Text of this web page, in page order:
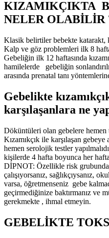
KIZAMIKÇIKTA
NELER OLABİLİR
Klasik belirtiler bebekte katarakt,
Kalp ve göz problemleri ilk 8
Gebeliğin ilk 12 haftasında
hamilelerde gebeliğin
arasında prenatal tanı
Gebelikte
karşılaşanlara ne
Döküntüleri olan gebelere hemen
Kızamıkçık ile karşılaşan
hemen serolojik testler
kişilerde 4 hafta boyunca her
DİPNOT: Özellikle risk
çalışıyorsanız, sağlıkçıysanız,
varsa, öğretmenseniz gebe
geçirmediğinize baktırmanız ve
gerekmekte , ihmal etmeyin.
GEBELİKTE